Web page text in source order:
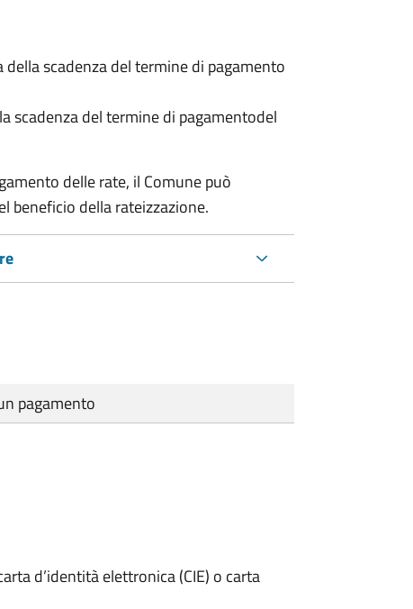
scadenza del termine di pagamento
scadenza del termine di pagamentodel
delle rate, il Comune può
beneficio della rateizzazione.
pagamento
d’identità elettronica (CIE) o carta